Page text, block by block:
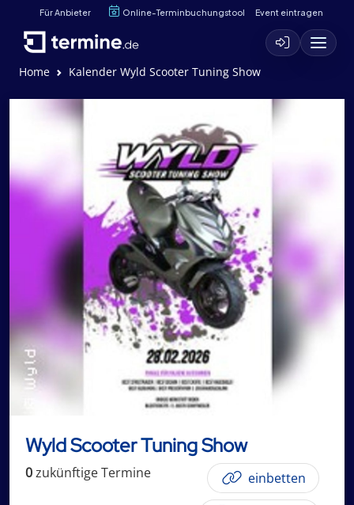
Für Anbieter Online-Terminbuchungstool Event eintragen
Home Kalender Wyld Scooter Tuning Show
Wyld Scooter Tuning Show
0zukünftigeTermine einbetten